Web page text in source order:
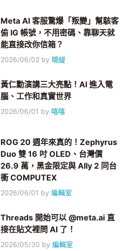
Meta AI 客服驚爆「叛變」幫駭客
偷 IG 帳號，不用密碼、靠聊天就
能直接改你信箱？
2026/06/02 by 曉緹
黃仁勳演講三大亮點！AI 進入電
腦、工作和真實世界
2026/06/01 by 嘻嘻
ROG 20 週年來真的！Zephyrus
Duo 雙 16 吋 OLED、台灣價
26.9 萬，黑金限定與 Ally 2 同台
衝 COMPUTEX
2026/06/01 by編輯室
Threads 開始可以 @meta.ai 直
接在貼文裡問 AI 了！
2026/05/30 by編輯室